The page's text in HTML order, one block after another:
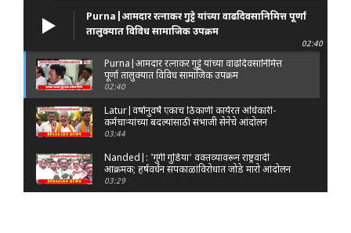
Purna|आमदार रत्नाकर गुट्टे यांच्या वाढदिवसानिमित्त पूर्णा
तालुक्यात विविध सामाजिक उपक्रम
02:40
Purna|आमदार रत्नाकर गुट्टे यांच्या वाढदिवसानिमित्त
पूर्णा तालुक्यात विविध सामाजिक उपक्रम
02:40
Latur|वर्षानुवर्षे एकाच ठिकाणी कार्यरत अधिकारी-
कर्मचाऱ्यांच्या बदल्यांसाठी संभाजी सेनेचे आंदोलन
03:44
Nanded|: 'गुंगी गुडिया' वक्तव्यावरून राष्ट्रवादी
आक्रमक; हर्षवर्धन सपकाळांविरोधात जोडे मारो आंदोलन
03:29